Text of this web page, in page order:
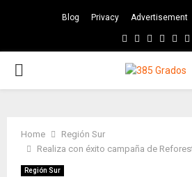
Blog Privacy Advertisement
Facebook
TwitterInstagram
PRIMARY
Home
Región Sur
Realiza con éxito campaña de
Región Sur